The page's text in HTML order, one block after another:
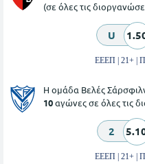
(σε όλες τις
U
ΕΕΕΠ | 21+
Η ομάδα Βελές
10αγώνες σε όλες τις
2
ΕΕΕΠ | 21+